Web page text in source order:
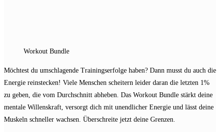
Workout Bundle
Möchtest du umschlagende Trainingserfolge haben? Dann musst du auch die
Energie reinstecken! Viele Menschen scheitern leider daran die letzten 1%
zu geben, die vom Durchschnitt abheben. Das Workout Bundle stärkt deine
mentale Willenskraft, versorgt dich mit unendlicher Energie und lässt deine
Muskeln schneller wachsen. Überschreite jetzt deine Grenzen.